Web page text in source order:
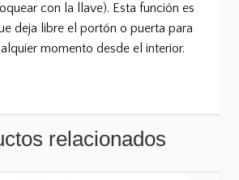
con la llave). Esta función es
deja libre el portón o puerta para
momento desde el interior.
relacionados